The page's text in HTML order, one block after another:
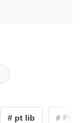
# pt lib # PSIS